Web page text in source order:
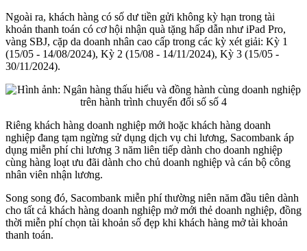
Ngoài ra, khách hàng có số dư tiền gửi không kỳ hạn trong tài
khoản thanh toán có cơ hội nhận quà tặng hấp dẫn như iPad Pro,
vàng SBJ, cặp da doanh nhân cao cấp trong các kỳ xét giải: Kỳ 1
(15/05 - 14/08/2024), Kỳ 2 (15/08 - 14/11/2024), Kỳ 3 (15/05 -
30/11/2024).
Riêng khách hàng doanh nghiệp mới hoặc khách hàng doanh
nghiệp đang tạm ngừng sử dụng dịch vụ chi lương, Sacombank áp
dụng miễn phí chi lương 3 năm liên tiếp dành cho doanh nghiệp
cùng hàng loạt ưu đãi dành cho chủ doanh nghiệp và cán bộ công
nhân viên nhận lương.
Song song đó, Sacombank miễn phí thường niên năm đầu tiên dành
cho tất cả khách hàng doanh nghiệp mở mới thẻ doanh nghiệp, đồng
thời miễn phí chọn tài khoản số đẹp khi khách hàng mở tài khoản
thanh toán.